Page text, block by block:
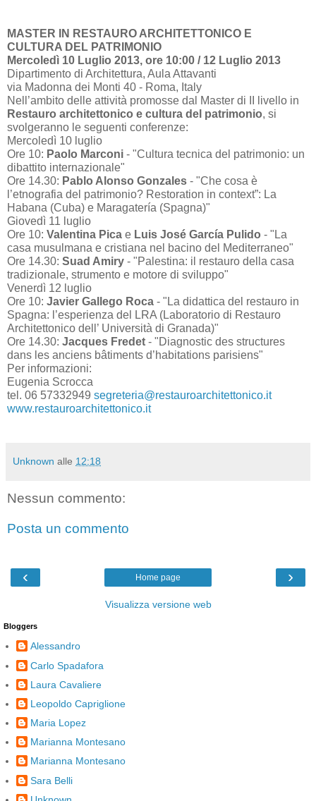
MASTER IN RESTAURO ARCHITETTONICO E
CULTURA DEL PATRIMONIO
Mercoledì 10 Luglio 2013, ore 10:00 / 12 Luglio 2013
Dipartimento di Architettura, Aula Attavanti
via Madonna dei Monti 40 - Roma, Italy
Nell’ambito delle attività promosse dal Master di II livello in
Restauro architettonico e cultura del patrimonio, si
svolgeranno le seguenti conferenze:
Mercoledì 10 luglio
Ore 10: Paolo Marconi - "Cultura tecnica del patrimonio: un
dibattito internazionale"
Ore 14.30: Pablo Alonso Gonzales - "Che cosa è
l’etnografia del patrimonio? Restoration in context”: La
Habana (Cuba) e Maragatería (Spagna)"
Giovedì 11 luglio
Ore 10: Valentina Pica e Luis José García Pulido - "La
casa musulmana e cristiana nel bacino del Mediterraneo"
Ore 14.30: Suad Amiry - "Palestina: il restauro della casa
tradizionale, strumento e motore di sviluppo"
Venerdì 12 luglio
Ore 10: Javier Gallego Roca - "La didattica del restauro in
Spagna: l’esperienza del LRA (Laboratorio di Restauro
Architettonico dell’ Università di Granada)"
Ore 14.30: Jacques Fredet - "Diagnostic des structures
dans les anciens bâtiments d’habitations parisiens"
Per informazioni:
Eugenia Scrocca
tel. 06 57332949 segreteria@restauroarchitettonico.it
www.restauroarchitettonico.it
Unknown alle 12:18
Nessun commento:
Posta un commento
‹ ›
Home page
Visualizza versione web
Bloggers
Alessandro
Carlo Spadafora
Laura Cavaliere
Leopoldo Capriglione
Maria Lopez
Marianna Montesano
Marianna Montesano
Sara Belli